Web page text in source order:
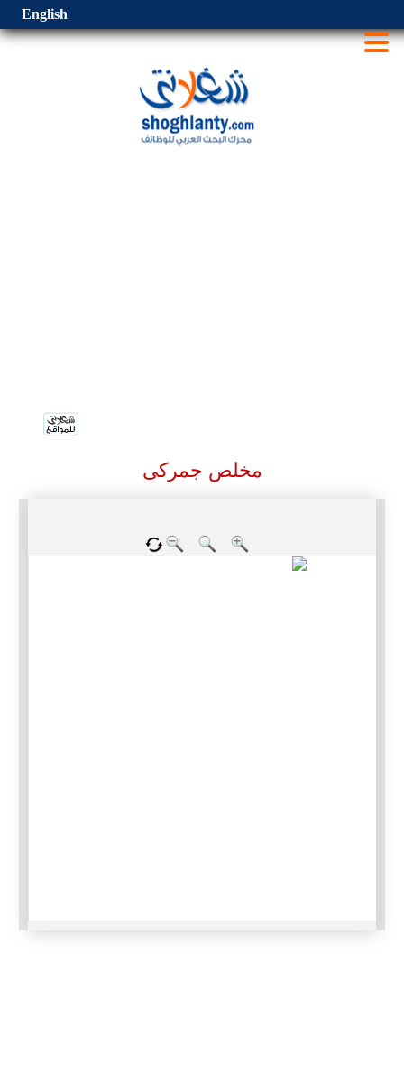
English
مخلص جمركى